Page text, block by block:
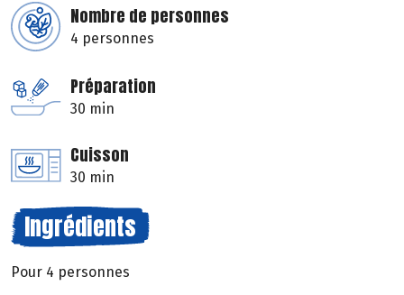
Nombre de personnes
4 personnes
Préparation
30 min
Cuisson
30 min
Ingrédients
Pour 4 personnes